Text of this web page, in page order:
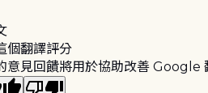
個翻譯評分
意見回饋將用於協助改善 Google